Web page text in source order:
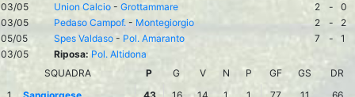
03/05
Union Calcio - Grottammare 2 -
0
03/05
Pedaso Campof. - Montegiorgio 2 -
2
05/05
Spes Valdaso - Pol. Amaranto 7 -
1
03/05
Riposa: Pol. Altidona
SQUADRA
P G V N P GF GS
DR